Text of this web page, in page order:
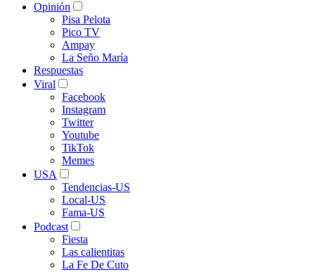
Opinión
Pisa Pelota
Pico TV
Ampay
La Seño María
Respuestas
Viral
Facebook
Instagram
Twitter
Youtube
TikTok
Memes
USA
Tendencias-US
Local-US
Fama-US
Podcast
Fiesta
Las calientitas
La Fe De Cuto